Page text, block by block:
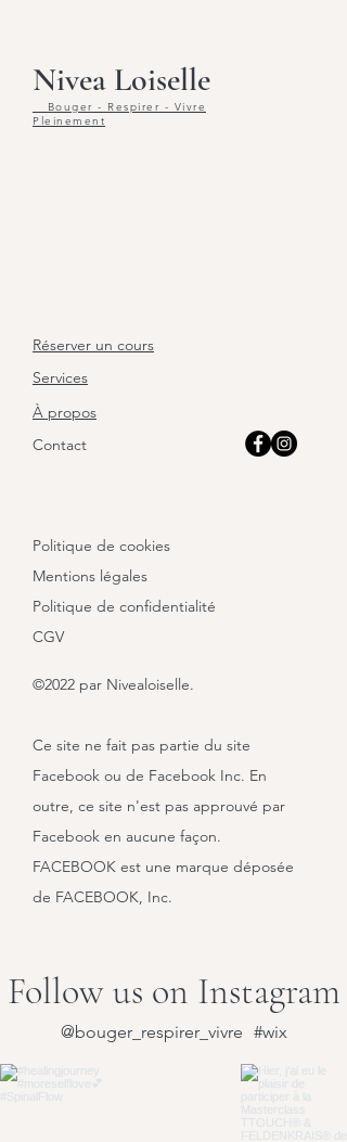
Nivea Loiselle
Bouger - Respirer - Vivre
Pleinement
Réserver un cours
Services
À propos
Contact
Politique de cookies
Mentions légales
Politique de confidentialité
CGV
©2022 par Nivealoiselle.
Ce site ne fait pas partie du site
Facebook ou de Facebook Inc. En
outre, ce site n'est pas approuvé par
Facebook en aucune façon.
FACEBOOK est une marque déposée
de FACEBOOK, Inc.
Follow us on Instagram
#wix
@bouger_respirer_vivre